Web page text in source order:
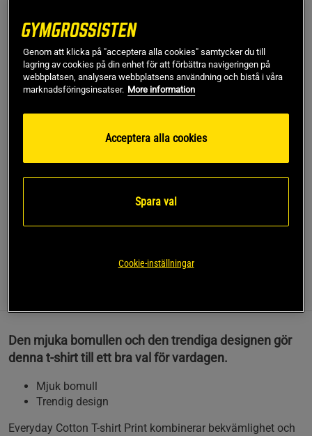
XS
Lägg i varukorgen
Fri retur 14 dagars ångerrätt
SKU #13827-690PR | EAN7340145543110
Få en stilren look med denna Everyday Cotton T-shirt Print
Den mjuka bomullen och den trendiga designen gör
denna t-shirt till ett bra val för vardagen.
Mjuk bomull
Trendig design
Everyday Cotton T-shirt Print kombinerar bekvämlighet och
Genom att klicka på "acceptera alla cookies" samtycker du till
lagring av cookies på din enhet för att förbättra navigeringen på
webbplatsen, analysera webbplatsens användning och bistå i våra
marknadsföringsinsatser. More information
Acceptera alla cookies
Spara val
Cookie-inställningar